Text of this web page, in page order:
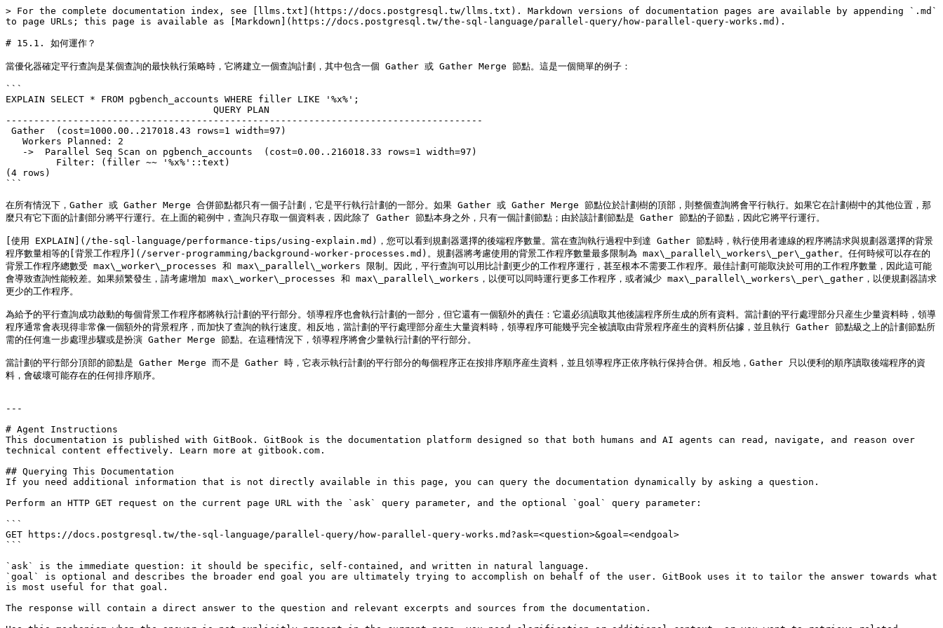
> For the complete documentation index, see [llms.txt](https://docs.postgresql.tw/llms.txt). Markdown versions of documentation pages are available by appending `.md`
to page URLs; this page is available as [Markdown](https://docs.postgresql.tw/the-sql-language/parallel-query/how-parallel-query-works.md).
# 15.1. 如何運作？
當優化器確定平行查詢是某個查詢的最快執行策略時，它將建立一個查詢計劃，其中包含一個 Gather 或 Gather Merge 節點。這是一個簡單的例子：
```
EXPLAIN SELECT * FROM pgbench_accounts WHERE filler LIKE '%x%';
-------------------------------------------------------------------------------------
(4 rows)
```
在所有情況下，Gather 或 Gather Merge 合併節點都只有一個子計劃，它是平行執行計劃的一部分。如果 Gather 或 Gather Merge 節點位於計劃樹的頂部，則整個查詢將會平行執行。如果它在計劃樹中的其他位置，那
麼只有它下面的計劃部分將平行運行。在上面的範例中，查詢只存取一個資料表，因此除了 Gather 節點本身之外，只有一個計劃節點；由於該計劃節點是 Gather 節點的子節點，因此它將平行運行。
[使用 EXPLAIN](/the-sql-language/performance-tips/using-explain.md)，您可以看到規劃器選擇的後端程序數量。當在查詢執行過程中到達 Gather 節點時，執行使用者連線的程序將請求與規劃器選擇的背景
程序數量相等的[背景工作程序](/server-programming/background-worker-processes.md)。規劃器將考慮使用的背景工作程序數量最多限制為 max\_parallel\_workers\_per\_gather。任何時候可以存在的
背景工作程序總數受 max\_worker\_processes 和 max\_parallel\_workers 限制。因此，平行查詢可以用比計劃更少的工作程序運行，甚至根本不需要工作程序。最佳計劃可能取決於可用的工作程序數量，因此這可能
會導致查詢性能較差。如果頻繁發生，請考慮增加 max\_worker\_processes 和 max\_parallel\_workers，以便可以同時運行更多工作程序，或者減少 max\_parallel\_workers\_per\_gather，以便規劃器請求
更少的工作程序。
為給予的平行查詢成功啟動的每個背景工作程序都將執行計劃的平行部分。領導程序也會執行計劃的一部分，但它還有一個額外的責任：它還必須讀取其他後諯程序所生成的所有資料。當計劃的平行處理部分只産生少量資料時，領導
程序通常會表現得非常像一個額外的背景程序，而加快了查詢的執行速度。相反地，當計劃的平行處理部分産生大量資料時，領導程序可能幾乎完全被讀取由背景程序産生的資料所佔據，並且執行 Gather 節點級之上的計劃節點所
需的任何進一步處理步驟或是扮演 Gather Merge 節點。在這種情況下，領導程序將會少量執行計劃的平行部分。
當計劃的平行部分頂部的節點是 Gather Merge 而不是 Gather 時，它表示執行計劃的平行部分的每個程序正在按排序順序産生資料，並且領導程序正依序執行保持合併。相反地，Gather 只以便利的順序讀取後端程序的資
料，會破壞可能存在的任何排序順序。
---
# Agent Instructions
This documentation is published with GitBook. GitBook is the documentation platform designed so that both humans and AI agents can read, navigate, and reason over
technical content effectively. Learn more at gitbook.com.
## Querying This Documentation
If you need additional information that is not directly available in this page, you can query the documentation dynamically by asking a question.
Perform an HTTP GET request on the current page URL with the `ask` query parameter, and the optional `goal` query parameter:
```
GET https://docs.postgresql.tw/the-sql-language/parallel-query/how-parallel-query-works.md?ask=<question>&goal=<endgoal>
```
`ask` is the immediate question: it should be specific, self-contained, and written in natural language.
`goal` is optional and describes the broader end goal you are ultimately trying to accomplish on behalf of the user. GitBook uses it to tailor the answer towards what
is most useful for that goal.
The response will contain a direct answer to the question and relevant excerpts and sources from the documentation.